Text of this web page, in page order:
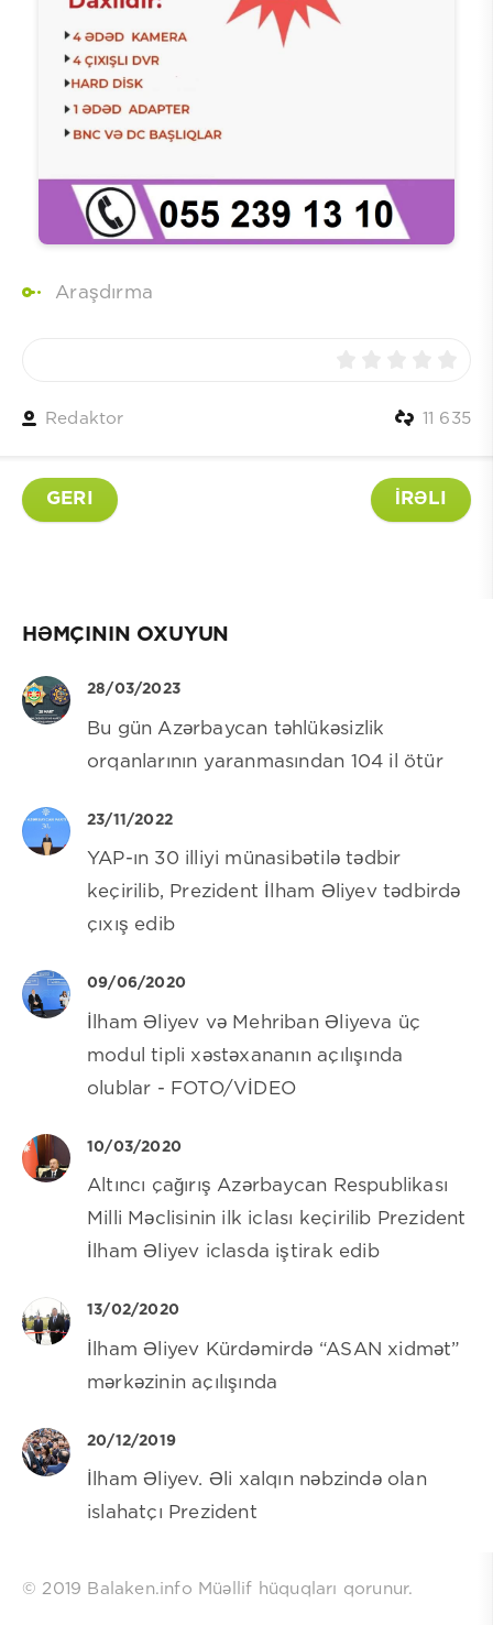
Araşdırma
Redaktor 11 635
GERI İRƏLI
HƏMÇININ OXUYUN
28/03/2023
Bu gün Azərbaycan təhlükəsizlik
orqanlarının yaranmasından 104 il ötür
23/11/2022
YAP-ın 30 illiyi münasibətilə tədbir
keçirilib, Prezident İlham Əliyev tədbirdə
çıxış edib
09/06/2020
İlham Əliyev və Mehriban Əliyeva üç
modul tipli xəstəxananın açılışında
olublar - FOTO/VİDEO
10/03/2020
Altıncı çağırış Azərbaycan Respublikası
Milli Məclisinin ilk iclası keçirilib Prezident
İlham Əliyev iclasda iştirak edib
13/02/2020
İlham Əliyev Kürdəmirdə “ASAN xidmət”
mərkəzinin açılışında
20/12/2019
İlham Əliyev. Əli xalqın nəbzində olan
islahatçı Prezident
© 2019 Balaken.info Müəllif hüquqları qorunur.